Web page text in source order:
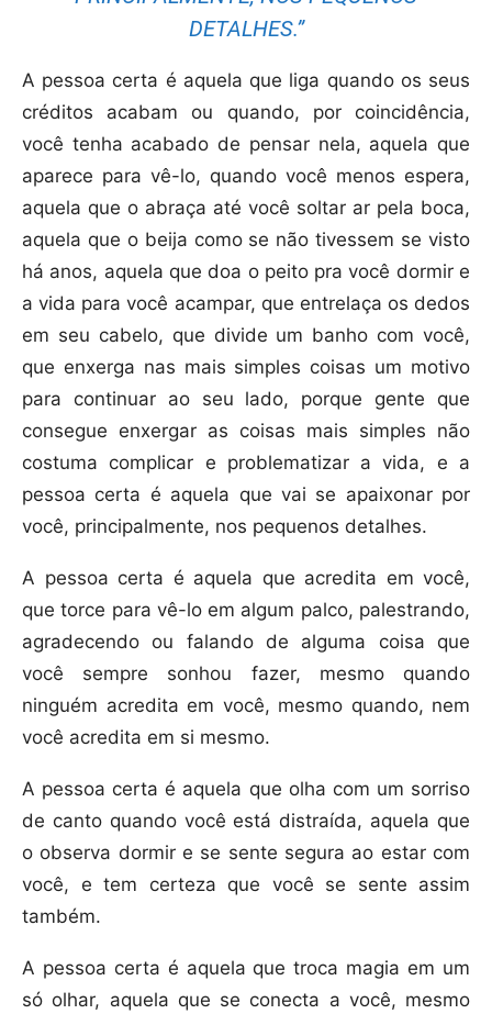
DETALHES.”
A pessoa certa é aquela que liga quando os seus
créditos acabam ou quando, por coincidência,
você tenha acabado de pensar nela, aquela que
aparece para vê-lo, quando você menos espera,
aquela que o abraça até você soltar ar pela boca,
aquela que o beija como se não tivessem se visto
há anos, aquela que doa o peito pra você dormir e
a vida para você acampar, que entrelaça os dedos
em seu cabelo, que divide um banho com você,
que enxerga nas mais simples coisas um motivo
para continuar ao seu lado, porque gente que
consegue enxergar as coisas mais simples não
costuma complicar e problematizar a vida, e a
pessoa certa é aquela que vai se apaixonar por
você, principalmente, nos pequenos detalhes.
A pessoa certa é aquela que acredita em você,
que torce para vê-lo em algum palco, palestrando,
agradecendo ou falando de alguma coisa que
você sempre sonhou fazer, mesmo quando
ninguém acredita em você, mesmo quando, nem
você acredita em si mesmo.
A pessoa certa é aquela que olha com um sorriso
de canto quando você está distraída, aquela que
o observa dormir e se sente segura ao estar com
você, e tem certeza que você se sente assim
também.
A pessoa certa é aquela que troca magia em um
só olhar, aquela que se conecta a você, mesmo